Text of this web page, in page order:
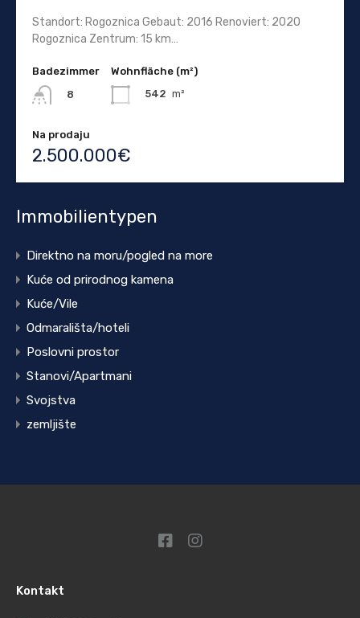
Standort: Rogoznica Gebaut: 2016 Renoviert: 2020
Rogoznica Zentrum: 15 km…
Badezimmer
8
Wohnfläche (m²)
542 m²
Na prodaju
2.500.000€
Immobilientypen
Direktno na moru/pogled na more
Kuće od prirodnog kamena
Kuće/Vile
Odmarališta/hoteli
Poslovni prostor
Stanovi/Apartmani
Svojstva
zemljište
Kontakt